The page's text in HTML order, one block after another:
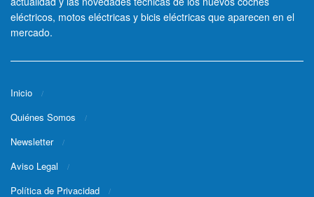
eléctricos, motos eléctricas y bicis eléctricas que aparecen en el
mercado.
Inicio
Quiénes Somos
Newsletter
Aviso Legal
Política de Privacidad